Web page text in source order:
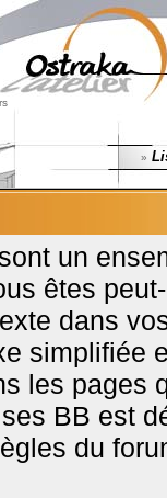
»
un
êtes
dans
simplifiée
les pages
BB est
du